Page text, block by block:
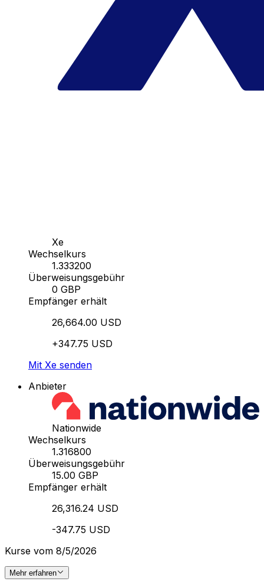
Xe
Wechselkurs
1.333200
Überweisungsgebühr
0 GBP
Empfänger erhält
26,664.00 USD
+347.75 USD
Mit Xe senden
Anbieter
Nationwide
Wechselkurs
1.316800
Überweisungsgebühr
15.00 GBP
Empfänger erhält
26,316.24 USD
-347.75 USD
Kurse vom 8/5/2026
Mehr erfahren